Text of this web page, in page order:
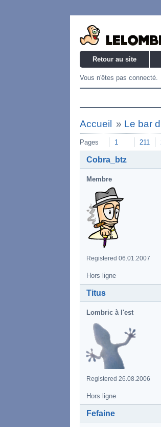
Retour au site
Vous n'êtes pas connecté.
Accueil » Le bar
Pages 1 211
Cobra_btz
Membre
Registered 06.01.2007
Hors ligne
Titus
Lombric à l'est
Registered 26.08.2006
Hors ligne
Fefaine